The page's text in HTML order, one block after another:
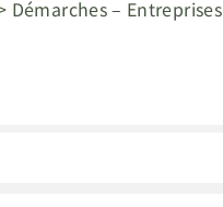
Démarches – Entreprises